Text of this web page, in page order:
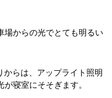
場からの光でとても明るい
らは、アップライト照明
寝室にそそぎます。